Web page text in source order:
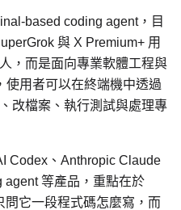
based coding agent，目
與 X Premium+ 用
，而是面向專業軟體工程與
使用者可以在終端機中透過
改檔案、執行測試與處理專
Codex、Anthropic Claude
等產品，重點在於
它一段程式碼怎麼寫，而